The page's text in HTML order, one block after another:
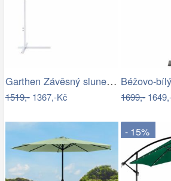
Garthen Závěsný slunečník s kličkou - 3…
1519,-1367,-Kč 1699,-
- 15%